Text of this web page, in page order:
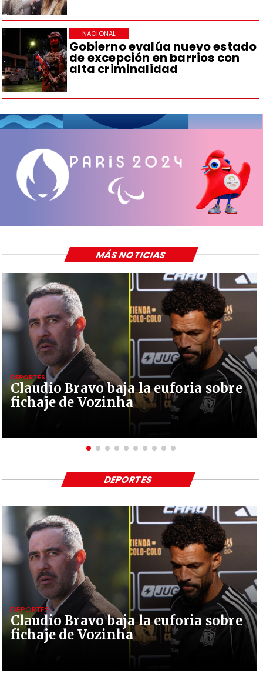
Gobierno evalúa nuevo estado
de excepción en barrios con
alta criminalidad
NACIONAL
Claudio Bravo baja la euforia sobre
fichaje de Vozinha
DEPORTES
MÁS NOTICIAS
Claudio Bravo baja la euforia sobre
fichaje de Vozinha
DEPORTES
DEPORTES